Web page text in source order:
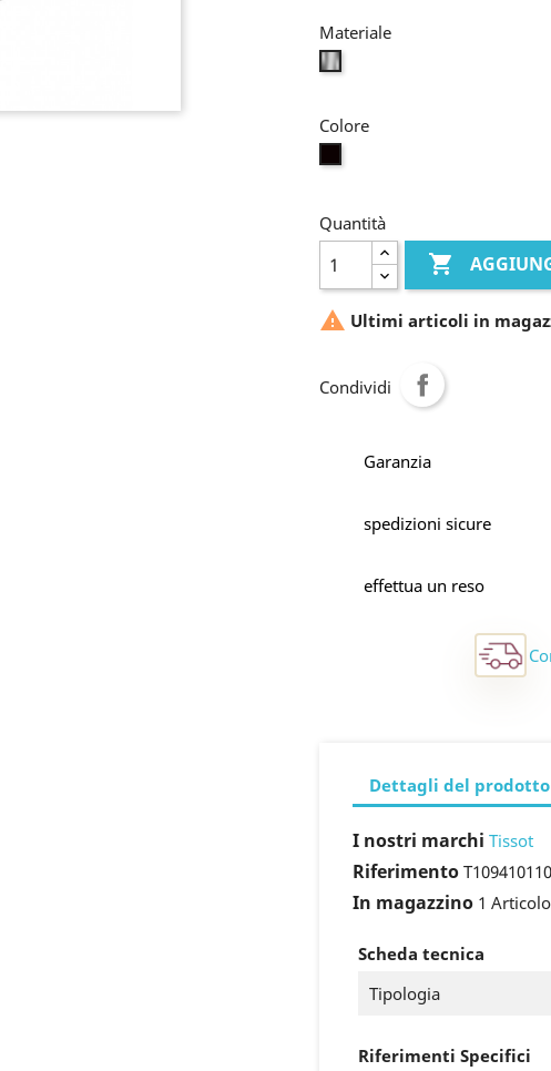
Materiale
bianco
Colore
Quantità

 Ultimi articoli in
Condividi
Garanzia
spedizioni sicure
effettua un reso
Dettagli del prodotto
I nostri marchi Tissot
Riferimento
In magazzino 1 Articolo
Scheda tecnica
Tipologia
Riferimenti Specifici